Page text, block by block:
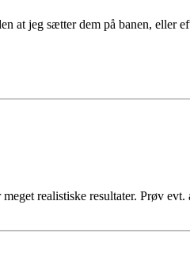
at jeg sætter dem på banen, eller
realistiske resultater. Prøv